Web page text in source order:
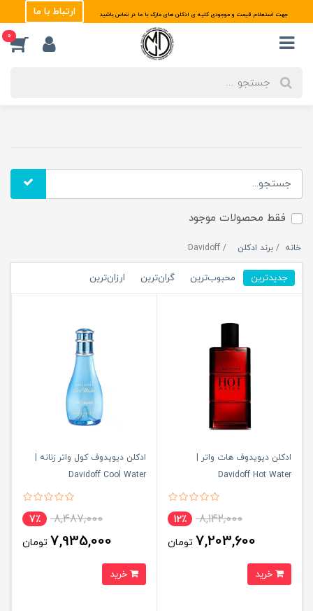
جهت استعلام قیمت و موجودی کلیه ی ادکلن های مارک با ما در تماس باشید ارتباط با ما
0
فقط محصولات موجود
خانه برند ادکلن Davidoff
جدیدترین محبوب‌ترین گران‌ترین ارزان‌ترین
ادکلن دیویدوف هات واتر |
Davidoff Hot Water
8,142,000 12٪
7,203,600 تومان
ادکلن دیویدوف کول واتر زنانه |
Davidoff Cool Water
8,487,000 7٪
7,935,000 تومان